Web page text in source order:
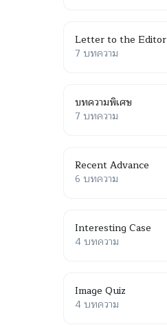
Letter to the Editor
7 บทความ
บทความพิเศษ
7 บทความ
Recent Advance
6 บทความ
Interesting Case
4 บทความ
Image Quiz
4 บทความ